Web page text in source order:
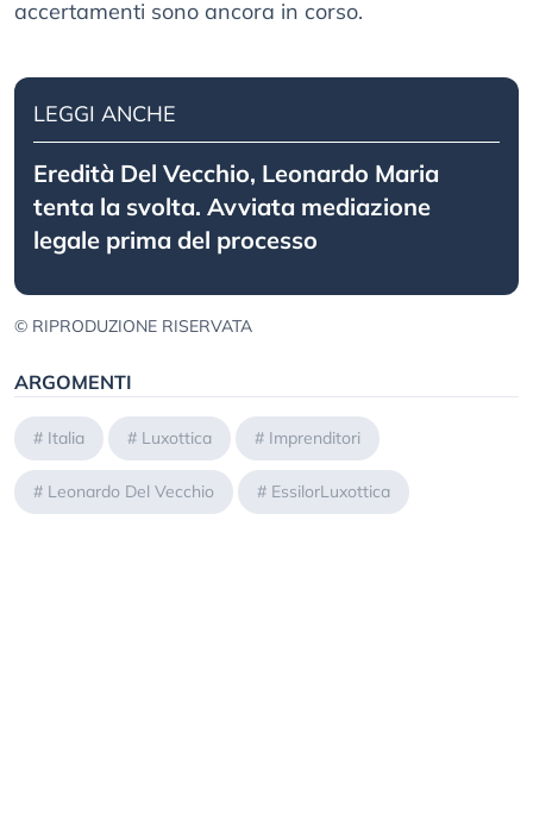
accertamenti sono ancora in corso.
LEGGI ANCHE
Eredità Del Vecchio, Leonardo Maria
tenta la svolta. Avviata mediazione
legale prima del processo
© RIPRODUZIONE RISERVATA
ARGOMENTI
# Italia # Luxottica # Imprenditori
# Leonardo Del Vecchio # EssilorLuxottica